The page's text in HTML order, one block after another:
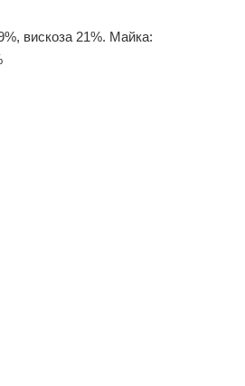
вискоза 21%. Майка: